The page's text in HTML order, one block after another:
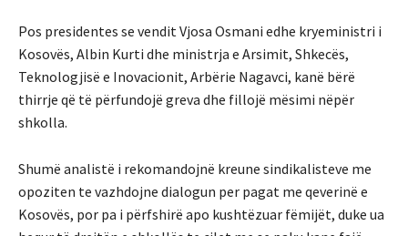
Pos presidentes se vendit Vjosa Osmani edhe kryeministri i
Kosovës, Albin Kurti dhe ministrja e Arsimit, Shkecës,
Teknologjisë e Inovacionit, Arbërie Nagavci, kanë bërë
thirrje që të përfundojë greva dhe fillojë mësimi nëpër
shkolla.
Shumë analistë i rekomandojnë kreune sindikalisteve me
opoziten te vazhdojne dialogun per pagat me qeverinë e
Kosovës, por pa i përfshirë apo kushtëzuar fëmijët, duke ua